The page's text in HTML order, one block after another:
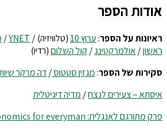
אודות הספר
ראיונות על הספר: ערוץ 10 (טלוויזיה) / YNET
/
ראשון/אולמרקטינג/ קול השלום(רדיו)
סקירות של הספר: מגזין סטטוס/דה מרקר
איסתא – צעירים לנצח/ מדיה דיגיטלית
פרק מתורגם לאנגלית: TheMarker – Economics for everyman